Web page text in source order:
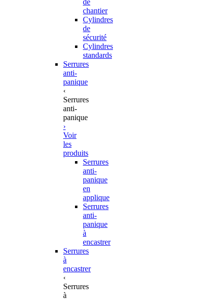
chantier
Cylindres
de
sécurité
Cylindres
standards
Serrures
anti-
panique
‹
Serrures
anti-
panique
›
Voir
les
produits
Serrures
anti-
panique
en
applique
Serrures
anti-
panique
à
encastrer
Serrures
à
encastrer
‹
Serrures
à